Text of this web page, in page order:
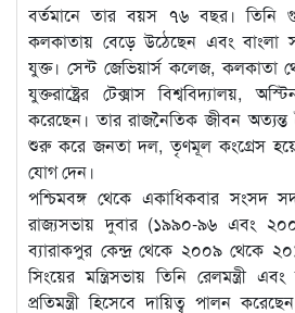
বর্তমানে তার বয়স ৭৬ বছর। তিনি
কলকাতায় বেড়ে উঠেছেন এবং বাংলা
যুক্ত। সেন্ট জেভিয়ার্স কলেজ, কলকাতা
যুক্তরাষ্ট্রের টেক্সাস বিশ্ববিদ্যালয়,
করেছেন। তার রাজনৈতিক জীবন অত্যন্ত
শুরু করে জনতা দল, তৃণমূল কংগ্রেস
যোগ দেন।
পশ্চিমবঙ্গ থেকে একাধিকবার সংসদ
রাজ্যসভায় দুবার (১৯৯০-৯৬ এবং
ব্যারাকপুর কেন্দ্র থেকে ২০০৯ থেকে
সিংয়ের মন্ত্রিসভায় তিনি রেলমন্ত্রী
প্রতিমন্ত্রী হিসেবে দায়িত্ব পালন